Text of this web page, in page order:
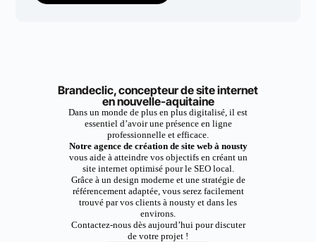
Brandeclic, concepteur de site internet
en nouvelle-aquitaine
Dans un monde de plus en plus digitalisé, il est
essentiel d’avoir une présence en ligne
professionnelle et efficace.
Notre agence de création de site web à nousty
vous aide à atteindre vos objectifs en créant un
site internet optimisé pour le SEO local.
Grâce à un design moderne et une stratégie de
référencement adaptée, vous serez facilement
trouvé par vos clients à nousty et dans les
environs.
Contactez-nous dès aujourd’hui pour discuter
de votre projet !